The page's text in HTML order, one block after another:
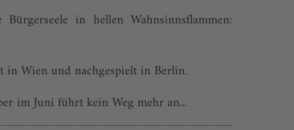
in hellen Wahnsinnsflammen:
in Wien und nachgespielt in Berlin.
im Juni führt kein Weg mehr an...